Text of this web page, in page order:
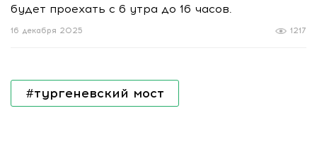
будет проехать с 6 утра до 16 часов.
1217
16 декабря 2025
#тургеневский мост